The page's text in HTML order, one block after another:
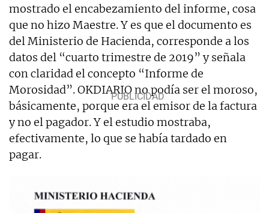
mostrado el encabezamiento del informe, cosa
que no hizo Maestre. Y es que el documento es
del Ministerio de Hacienda, corresponde a los
datos del “cuarto trimestre de 2019” y señala
con claridad el concepto “Informe de
Morosidad”. OKDIARIO no podía ser el moroso,
básicamente, porque era el emisor de la factura
y no el pagador. Y el estudio mostraba,
efectivamente, lo que se había tardado en
pagar.